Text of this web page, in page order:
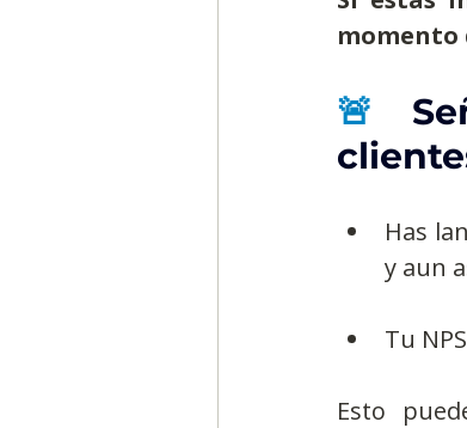
Negocios
momento
🚨
Has
y aun
Tu
Esto